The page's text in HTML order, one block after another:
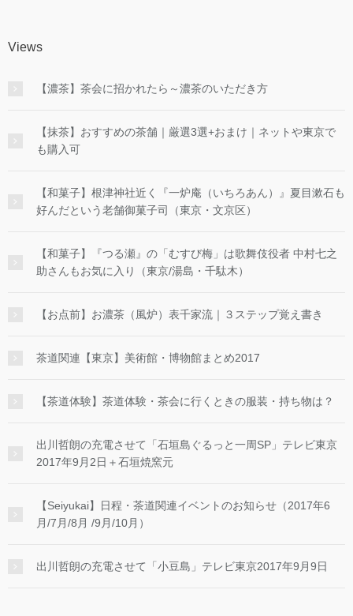
Views
【濃茶】茶会に招かれたら～濃茶のいただき方
【抹茶】おすすめの茶舗｜厳選3選+おまけ｜ネットや東京で
も購入可
【和菓子】根津神社近く『一炉庵（いちろあん）』夏目漱石も
好んだという老舗御菓子司（東京・文京区）
【和菓子】『つる瀬』の「むすび梅」は歌舞伎役者 中村七之
助さんもお気に入り（東京/湯島・千駄木）
【お点前】お濃茶（風炉）表千家流｜３ステップ覚え書き
茶道関連【東京】美術館・博物館まとめ2017
【茶道体験】茶道体験・茶会に行くときの服装・持ち物は？
出川哲朗の充電させて「石垣島ぐるっと一周SP」テレビ東京
2017年9月2日＋石垣焼窯元
【Seiyukai】日程・茶道関連イベントのお知らせ（2017年6
月/7月/8月 /9月/10月）
出川哲朗の充電させて「小豆島」テレビ東京2017年9月9日